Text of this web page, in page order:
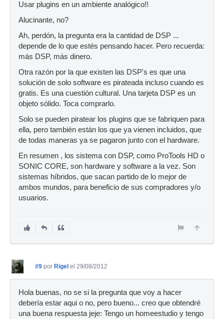
Usar plugins en un ambiente analógico!!
Alucinante, no?
Ah, perdón, la pregunta era la cantidad de DSP ...
depende de lo que estés pensando hacer. Pero recuerda:
más DSP, más dinero.
Otra razón por la que existen las DSP's es que una
solución de solo software es pirateada incluso cuando es
gratis. Es una cuestión cultural. Una tarjeta DSP es un
objeto sólido. Toca comprarlo.
Solo se pueden piratear los plugins que se fabriquen para
ella, pero también están los que ya vienen incluidos, que
de todas maneras ya se pagaron junto con el hardware.
En resumen , los sistema con DSP, como ProTools HD o
SONIC CORE, son hardware y software a la vez. Son
sistemas híbridos, que sacan partido de lo mejor de
ambos mundos, para beneficio de sus compradores y/o
usuarios.
#9 por Rigel el 29/08/2012
Hola buenas, no se si la pregunta que voy a hacer
debería estar aqui o no, pero bueno... creo que obtendré
una buena respuesta jeje: Tengo un homeestudio y tengo